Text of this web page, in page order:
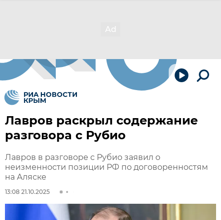
Лавров раскрыл содержание
разговора с Рубио
Лавров в разговоре с Рубио заявил о
неизменности позиции РФ по договоренностям
на Аляске
13:08 21.10.2025